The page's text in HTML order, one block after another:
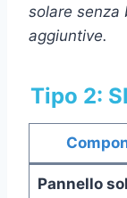
solare senza
aggiuntive.
Tipo 2:
Pannello